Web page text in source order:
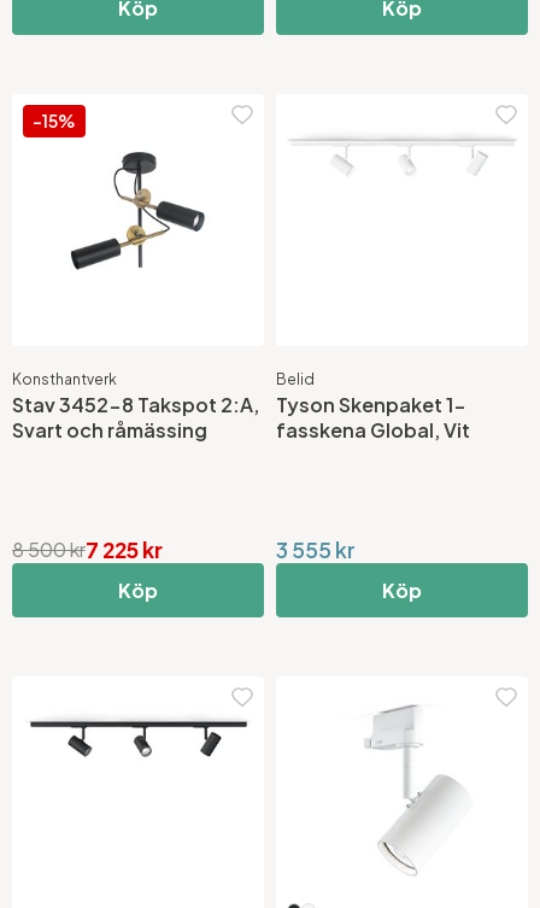
Köp Köp
-15%
Konsthantverk
Stav 3452-8 Takspot 2:A,
Svart och råmässing
7 225 kr
8 500 kr
Köp
Belid
Tyson Skenpaket 1-
fasskena Global, Vit
3 555 kr
Köp